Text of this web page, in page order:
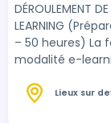
DÉROULEMENT
LEARNING
– 50 heures) La formation est dispensée en
modalité e-
pour une durée
Lieux sur